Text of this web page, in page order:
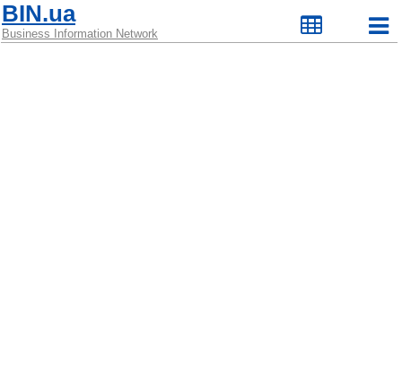
BIN.ua
Business Information Network